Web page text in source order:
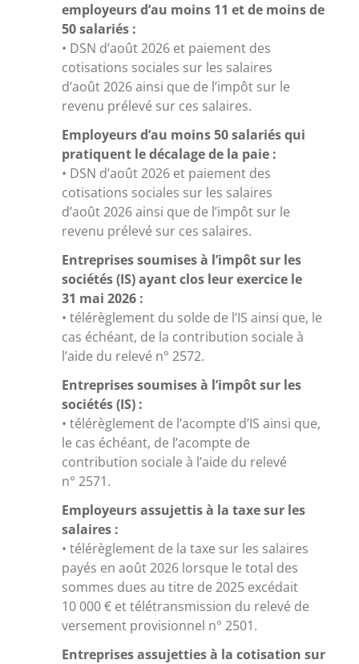
employeurs d’au moins 11 et de moins de
50 salariés :
• DSN d’août 2026 et paiement des
cotisations sociales sur les salaires
d’août 2026 ainsi que de l’impôt sur le
revenu prélevé sur ces salaires.
Employeurs d’au moins 50 salariés qui
pratiquent le décalage de la paie :
• DSN d’août 2026 et paiement des
cotisations sociales sur les salaires
d’août 2026 ainsi que de l’impôt sur le
revenu prélevé sur ces salaires.
Entreprises soumises à l’impôt sur les
sociétés (IS) ayant clos leur exercice le
31 mai 2026 :
• télérèglement du solde de l’IS ainsi que, le
cas échéant, de la contribution sociale à
l’aide du relevé n° 2572.
Entreprises soumises à l’impôt sur les
sociétés (IS) :
• télérèglement de l’acompte d’IS ainsi que,
le cas échéant, de l’acompte de
contribution sociale à l’aide du relevé
n° 2571.
Employeurs assujettis à la taxe sur les
salaires :
• télérèglement de la taxe sur les salaires
payés en août 2026 lorsque le total des
sommes dues au titre de 2025 excédait
10 000 € et télétransmission du relevé de
versement provisionnel n° 2501.
Entreprises assujetties à la cotisation sur